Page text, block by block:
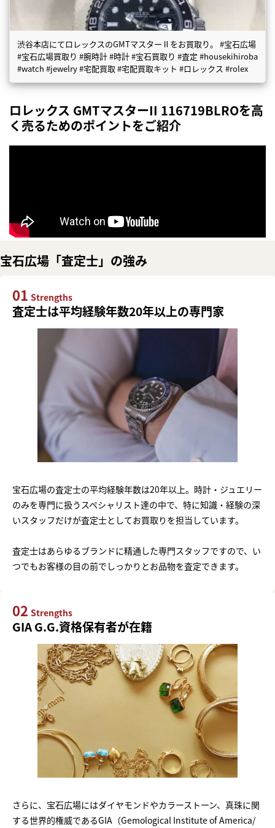
渋谷本店にてロレックスのGMTマスターⅡをお買取り。 #宝石広場
#宝石広場買取り #腕時計 #時計 #宝石買取り #査定 #housekihiroba
#watch #jewelry #宅配買取 #宅配買取キット #ロレックス #rolex
ロレックス GMTマスターII 116719BLROを高
く売るためのポイントをご紹介
宝石広場「査定士」の強み
01 Strengths
査定士は平均経験年数20年以上の専門家
宝石広場の査定士の平均経験年数は20年以上。時計・ジュエリー
のみを専門に扱うスペシャリスト達の中で、特に知識・経験の深
いスタッフだけが査定士としてお買取りを担当しています。
査定士はあらゆるブランドに精通した専門スタッフですので、い
つでもお客様の目の前でしっかりとお品物を査定できます。
02 Strengths
GIA G.G.資格保有者が在籍
さらに、宝石広場にはダイヤモンドやカラーストーン、真珠に関
する世界的権威であるGIA（Gemological Institute of America/